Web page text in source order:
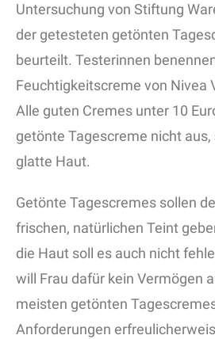
Untersuchung von Stiftung
der getesteten getönten
beurteilt. Testerinnen
Feuchtigkeitscreme von Nivea
Alle guten Cremes unter 10
getönte Tagescreme nicht
glatte Haut.
Getönte Tagescremes sollen
frischen, natürlichen Teint
die Haut soll es auch nicht
will Frau dafür kein Vermögen
meisten getönten
Anforderungen